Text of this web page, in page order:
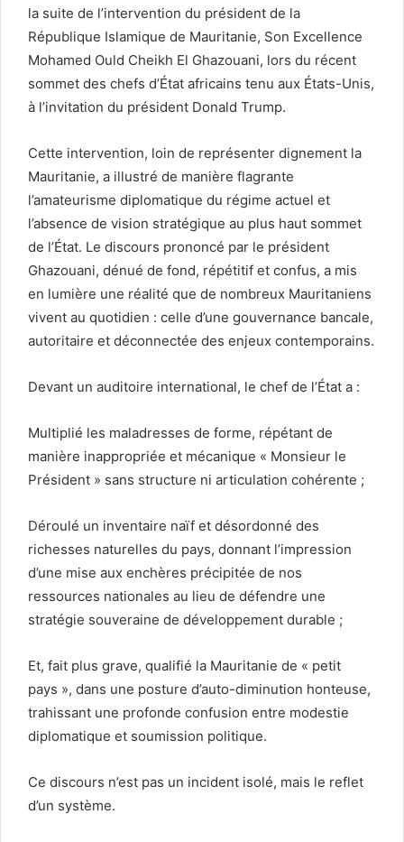
la suite de l’intervention du président de la
République Islamique de Mauritanie, Son Excellence
Mohamed Ould Cheikh El Ghazouani, lors du récent
sommet des chefs d’État africains tenu aux États-Unis,
à l’invitation du président Donald Trump.
Cette intervention, loin de représenter dignement la
Mauritanie, a illustré de manière flagrante
l’amateurisme diplomatique du régime actuel et
l’absence de vision stratégique au plus haut sommet
de l’État. Le discours prononcé par le président
Ghazouani, dénué de fond, répétitif et confus, a mis
en lumière une réalité que de nombreux Mauritaniens
vivent au quotidien : celle d’une gouvernance bancale,
autoritaire et déconnectée des enjeux contemporains.
Devant un auditoire international, le chef de l’État a :
Multiplié les maladresses de forme, répétant de
manière inappropriée et mécanique « Monsieur le
Président » sans structure ni articulation cohérente ;
Déroulé un inventaire naïf et désordonné des
richesses naturelles du pays, donnant l’impression
d’une mise aux enchères précipitée de nos
ressources nationales au lieu de défendre une
stratégie souveraine de développement durable ;
Et, fait plus grave, qualifié la Mauritanie de « petit
pays », dans une posture d’auto-diminution honteuse,
trahissant une profonde confusion entre modestie
diplomatique et soumission politique.
Ce discours n’est pas un incident isolé, mais le reflet
d’un système.